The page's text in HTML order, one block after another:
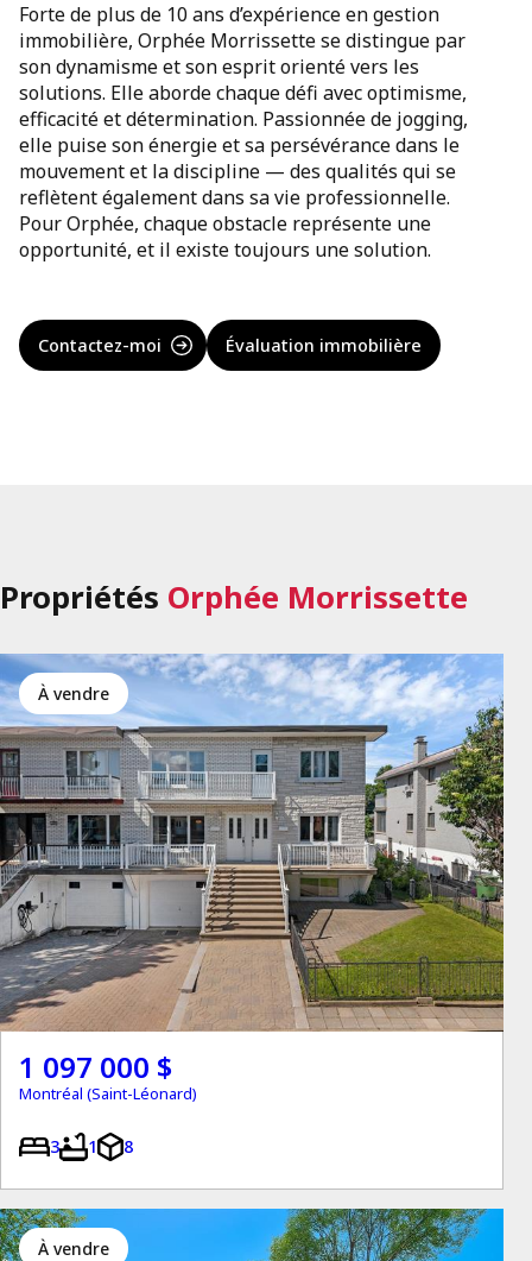
Forte de plus de 10 ans d’expérience en gestion
immobilière, Orphée Morrissette se distingue par
son dynamisme et son esprit orienté vers les
solutions. Elle aborde chaque défi avec optimisme,
efficacité et détermination. Passionnée de jogging,
elle puise son énergie et sa persévérance dans le
mouvement et la discipline — des qualités qui se
reflètent également dans sa vie professionnelle.
Pour Orphée, chaque obstacle représente une
opportunité, et il existe toujours une solution.
Contactez-moi Évaluation immobilière
Propriétés Orphée Morrissette
à vendre
1 097 000 $
Montréal (Saint-Léonard)
3 1 8
à vendre